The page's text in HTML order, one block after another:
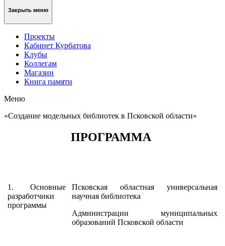
Закрыть меню
Проекты
Кабинет Курбатова
Клубы
Коллегам
Магазин
Книга памяти
Меню
«Создание модельных библиотек в Псковской области»
ПРОГРАММА
1. Основные
разработчики
программы
Псковская областная универсальная
научная библиотека
Администрации муниципальных
образований Псковской области